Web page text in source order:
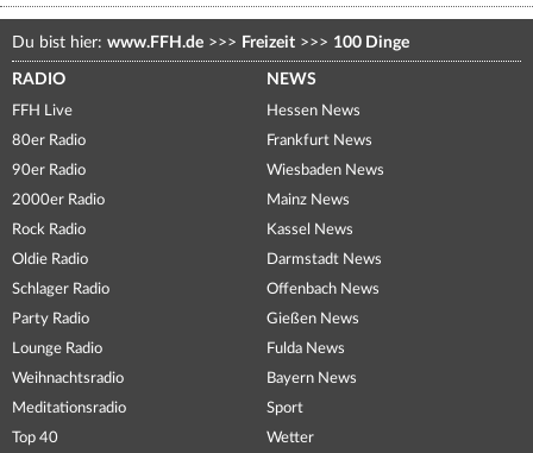
Du bist hier: www.FFH.de >>> Freizeit >>> 100 Dinge
RADIO
FFH Live
80er Radio
90er Radio
2000er Radio
Rock Radio
Oldie Radio
Schlager Radio
Party Radio
Lounge Radio
Weihnachtsradio
Meditationsradio
Top 40
NEWS
Hessen News
Frankfurt News
Wiesbaden News
Mainz News
Kassel News
Darmstadt News
Offenbach News
Gießen News
Fulda News
Bayern News
Sport
Wetter